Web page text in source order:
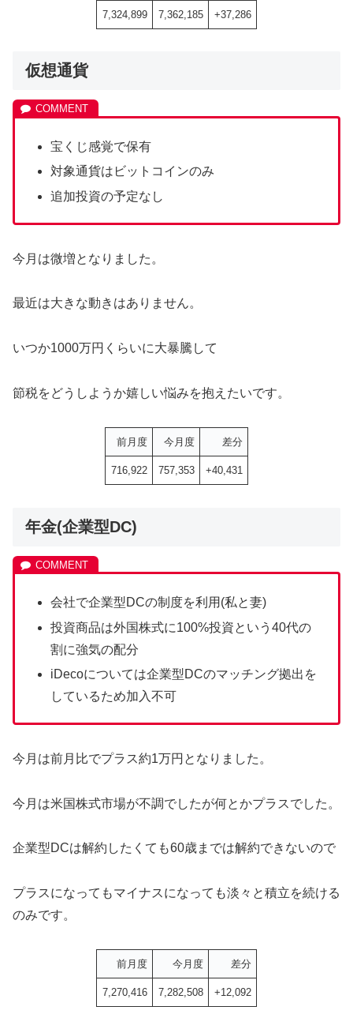
7,324,899 7,362,185 +37,286
仮想通貨
宝くじ感覚で保有
対象通貨はビットコインのみ
追加投資の予定なし
今月は微増となりました。
最近は大きな動きはありません。
いつか1000万円くらいに大暴騰して
節税をどうしようか嬉しい悩みを抱えたいです。
前月度 今月度 差分
716,922 757,353 +40,431
年金(企業型DC)
会社で企業型DCの制度を利用(私と妻)
投資商品は外国株式に100%投資という40代の
割に強気の配分
iDecoについては企業型DCのマッチング拠出を
しているため加入不可
今月は前月比でプラス約1万円となりました。
今月は米国株式市場が不調でしたが何とかプラスでした。
企業型DCは解約したくても60歳までは解約できないので
プラスになってもマイナスになっても淡々と積立を続ける
のみです。
前月度 今月度 差分
7,270,416 7,282,508 +12,092